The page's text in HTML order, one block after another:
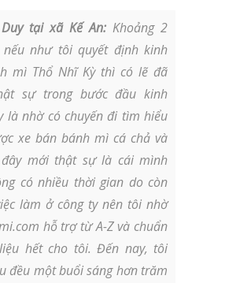
tại xã Kế An: Khoảng 2
như tôi quyết định kinh
mì Thổ Nhĩ Kỳ thì có lẽ đã
sự trong bước đầu kinh
là nhờ có chuyến đi tìm hiểu
xe bán bánh mì cá chả và
mới thật sự là cái mình
có nhiều thời gian do còn
làm ở công ty nên tôi nhờ
hỗ trợ từ A-Z và chuẩn
hết cho tôi. Đến nay, tôi
đều một buổi sáng hơn trăm